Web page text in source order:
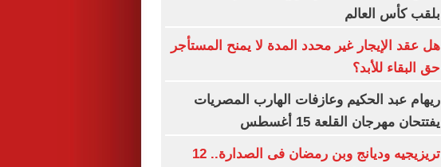
بلقب كأس العالم
هل عقد الإيجار غير محدد المدة لا يمنح المستأجر
حق البقاء للأبد؟
ريهام عبد الحكيم وعازفات الهارب المصريات
يفتتحان مهرجان القلعة 15 أغسطس
تريزيجيه وديانج وبن رمضان فى الصدارة.. 12